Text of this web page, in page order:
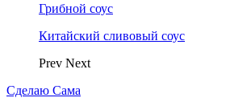
Грибной соус
Китайский сливовый соус
Prev Next
Сделаю Сама